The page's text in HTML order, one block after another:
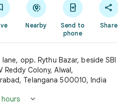

Nearby

Send to
phone

Share
lane, opp. Rythu Bazar, beside SBI
Reddy Colony, Alwal,
Telangana 500010, India
